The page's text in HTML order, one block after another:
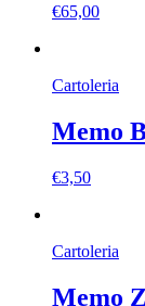
€65,00
Cartoleria
Memo
€3,50
Cartoleria
Memo